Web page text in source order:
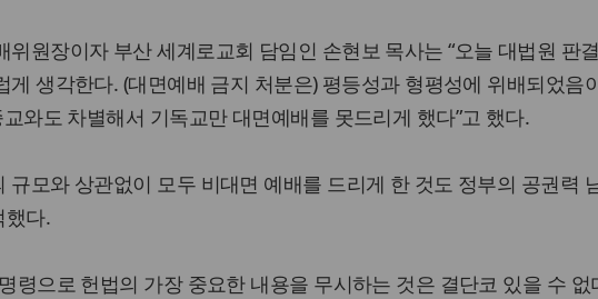
위원장이자 부산 세계로교회 담임인 손현보 목사는 “오늘 대법원 판
게 생각한다. (대면예배 금지 처분은) 평등성과 형평성에 위배되었음
교와도 차별해서 기독교만 대면예배를 못드리게 했다”고 했다.
규모와 상관없이 모두 비대면 예배를 드리게 한 것도 정부의 공권력
했다.
령으로 헌법의 가장 중요한 내용을 무시하는 것은 결단코 있을 수 없